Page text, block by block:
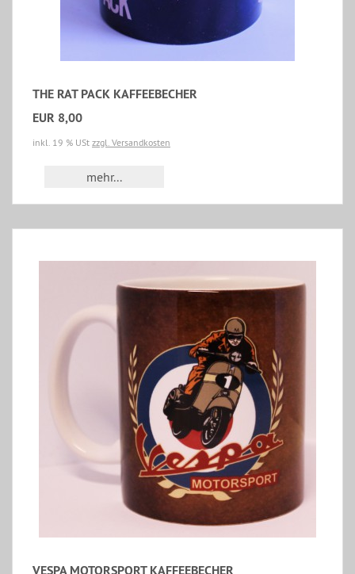
THE RAT PACK KAFFEEBECHER
EUR 8,00
inkl. 19 % USt zzgl. Versandkosten
mehr...
VESPA MOTORSPORT KAFFEEBECHER